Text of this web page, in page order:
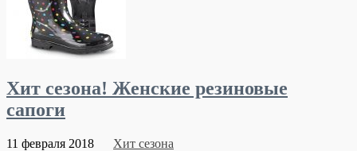
Хит сезона! Женские резиновые
сапоги
11 февраля 2018
Хит сезона